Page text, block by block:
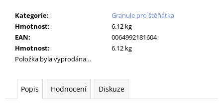
Kategorie:
Granule pro štěňátka
Hmotnost:
6.12 kg
EAN:
0064992181604
Hmotnost:
6.12 kg
Položka byla vyprodána…
Popis Hodnocení Diskuze
e
m
e
PODLOŽKA
60X90CM
MY